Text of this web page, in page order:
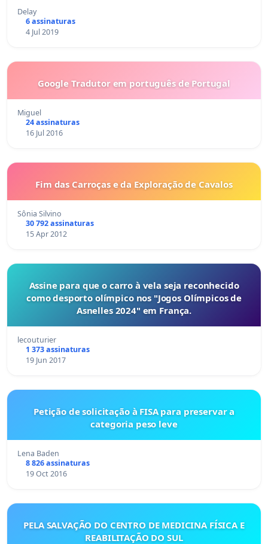
Delay
6 assinaturas
4 Jul 2019
Google Tradutor em português de Portugal
Miguel
24 assinaturas
16 Jul 2016
Fim das Carroças e da Exploração de Cavalos
Sônia Silvino
30 792 assinaturas
15 Apr 2012
Assine para que o carro à vela seja reconhecido
como desporto olímpico nos "Jogos Olímpicos de
Asnelles 2024" em França.
lecouturier
1 373 assinaturas
19 Jun 2017
Petição de solicitação à FISA para preservar a
categoria peso leve
Lena Baden
8 826 assinaturas
19 Oct 2016
PELA SALVAÇÃO DO CENTRO DE MEDICINA FÍSICA E
REABILITAÇÃO DO SUL